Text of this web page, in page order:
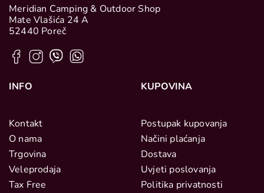
Meridian Camping & Outdoor Shop
Mate Vlašića 24 A
52440 Poreč
INFO
Kontakt
O nama
Trgovina
Veleprodaja
Tax Free
KUPOVINA
Postupak kupovanja
Načini plaćanja
Dostava
Uvjeti poslovanja
Politika privatnosti